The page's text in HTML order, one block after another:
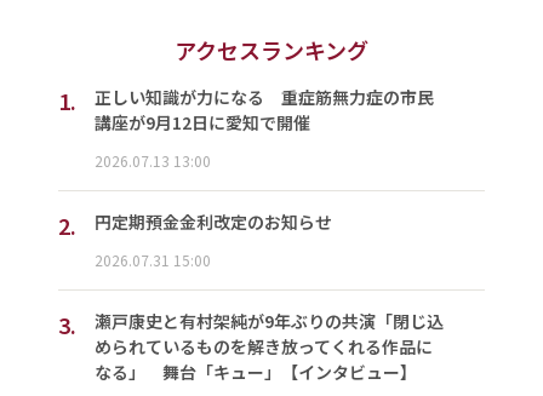
アクセスランキング
1.
正しい知識が力になる 重症筋無力症の市民
講座が9月12日に愛知で開催
2026.07.13 13:00
2. 円定期預金金利改定のお知らせ
2026.07.31 15:00
3.
瀬戸康史と有村架純が9年ぶりの共演「閉じ込
められているものを解き放ってくれる作品に
なる」 舞台「キュー」【インタビュー】